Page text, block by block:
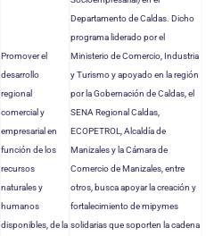
Promover el
desarrollo
regional
comercial y
empresarial en
función de los
recursos
naturales y
humanos
disponibles, de la
Departamento de Caldas. Dicho
programa liderado por el
Ministerio de Comercio, Industria
y Turismo y apoyado en la región
por la Gobernación de Caldas, el
SENA Regional Caldas,
ECOPETROL, Alcaldía de
Manizales y la Cámara de
Comercio de Manizales, entre
otros, busca apoyar la creación y
fortalecimiento de mipymes
solidarias que soporten la cadena